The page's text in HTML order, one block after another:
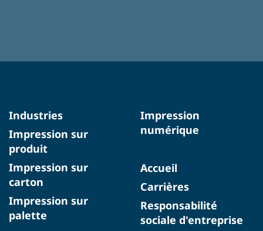
Industries
Impression sur
produit
Impression sur
carton
Impression sur
palette
Impression
numérique
Accueil
Carrières
Responsabilité
sociale d'entreprise